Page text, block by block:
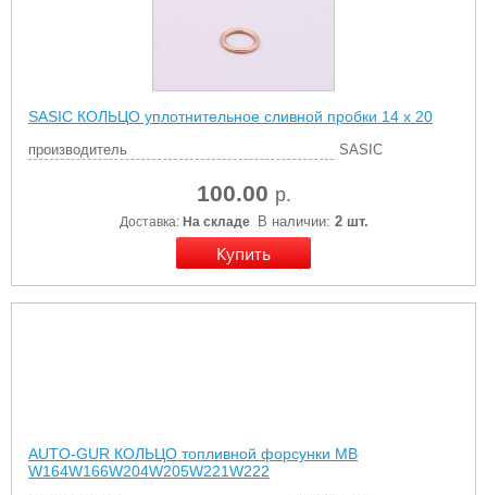
SASIC КОЛЬЦО уплотнительное сливной пробки 14 x 20
производитель SASIC
100.00 р.
Доставка: На складе В наличии: 2 шт.
AUTO-GUR КОЛЬЦО топливной форсунки MB
W164W166W204W205W221W222